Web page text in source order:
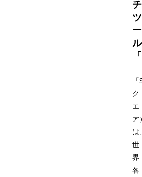
チ
ツ
ー
ル
ク
エ
ア
は
世
界
各